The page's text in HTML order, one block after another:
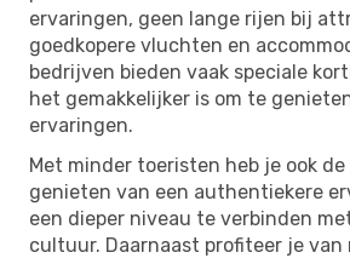
ervaringen, geen lange rijen bij
goedkopere vluchten en
bedrijven bieden vaak speciale
het gemakkelijker is om te
ervaringen.
Met minder toeristen heb je ook
genieten van een authentiekere
een dieper niveau te verbinden
cultuur. Daarnaast profiteer je